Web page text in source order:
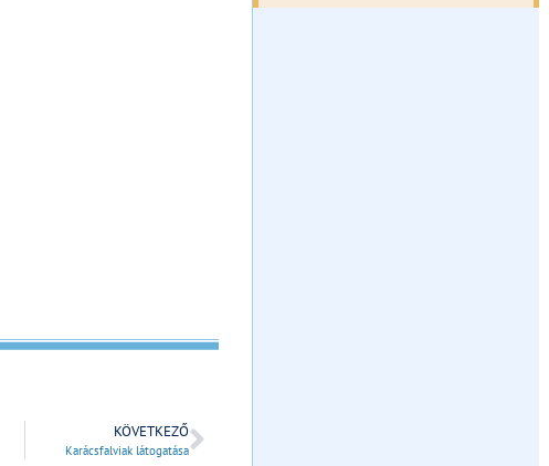
KÖVETKEZŐ
Karácsfalviak látogatása